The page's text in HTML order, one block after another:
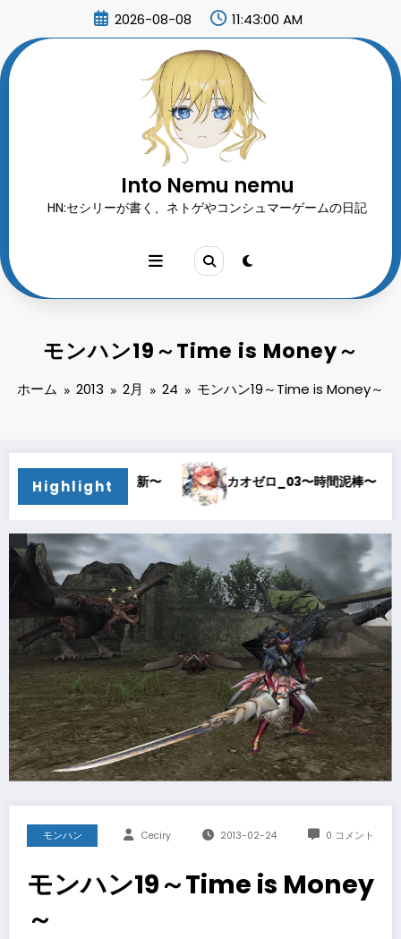
ン
ツ
2026-08-08 11:43:01 AM
Into Nemu nemu
HN:セシリーが書く、ネトゲやコンシュマーゲームの日記
モンハン19～Time is Money～
ホーム 2013 2月 24 モンハン19～Time is Money～
Highlight
カオゼロ_03〜時間泥棒〜 カオゼロ_02〜オルレア考察
モンハン Ceciry 2013-02-24 0 コメント
モンハン19～Time is Money
～